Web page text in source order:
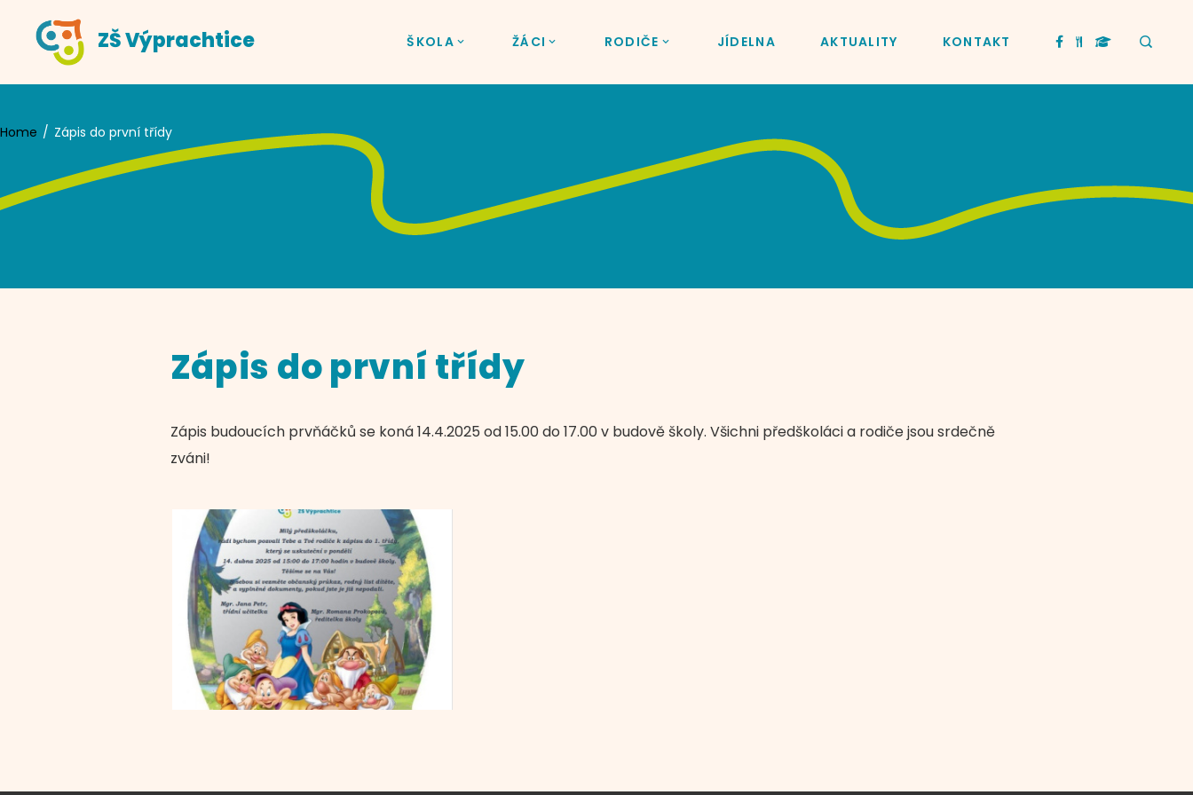
content
ZŠ Výprachtice ŠKOLA ŽÁCI RODIČE JÍDELNA AKTUALITY KONTAKT
Home Zápis do první třídy
Zápis do první třídy
Zápis budoucích prvňáčků se koná 14.4.2025 od 15.00 do 17.00 v budově školy. Všichni předškoláci a rodiče jsou srdečně
zváni!